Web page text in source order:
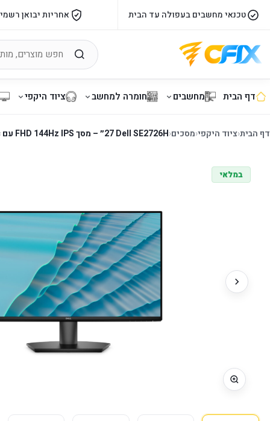
טכנאי מחשבים בעפולה עד הבית אחריות יבואן רשמי
דף הבית מחשבים חומרה למחשב ציוד היקפי
דף הבית‹ציוד היקפי‹מסכים‹Dell SE2726H ‏27״ – מסך IPS ‏FHD 144Hz עם FreeSync
במלאי